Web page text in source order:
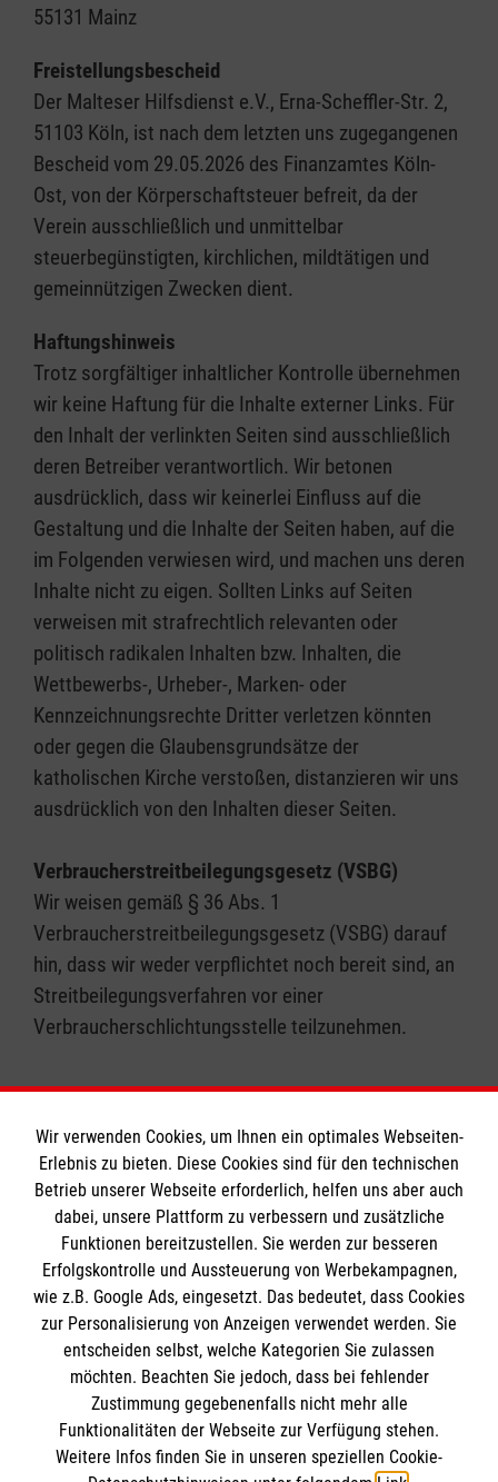
55131 Mainz
Freistellungsbescheid
Der Malteser Hilfsdienst e.V., Erna-Scheffler-Str. 2,
51103 Köln, ist nach dem letzten uns zugegangenen
Bescheid vom 29.05.2026 des Finanzamtes Köln-
Ost, von der Körperschaftsteuer befreit, da der
Verein ausschließlich und unmittelbar
steuerbegünstigten, kirchlichen, mildtätigen und
gemeinnützigen Zwecken dient.
Haftungshinweis
Trotz sorgfältiger inhaltlicher Kontrolle übernehmen
wir keine Haftung für die Inhalte externer Links. Für
den Inhalt der verlinkten Seiten sind ausschließlich
deren Betreiber verantwortlich. Wir betonen
ausdrücklich, dass wir keinerlei Einfluss auf die
Gestaltung und die Inhalte der Seiten haben, auf die
im Folgenden verwiesen wird, und machen uns deren
Inhalte nicht zu eigen. Sollten Links auf Seiten
verweisen mit strafrechtlich relevanten oder
politisch radikalen Inhalten bzw. Inhalten, die
Wettbewerbs-, Urheber-, Marken- oder
Kennzeichnungsrechte Dritter verletzen könnten
oder gegen die Glaubensgrundsätze der
katholischen Kirche verstoßen, distanzieren wir uns
ausdrücklich von den Inhalten dieser Seiten.
Verbraucherstreitbeilegungsgesetz (VSBG)
Wir weisen gemäß § 36 Abs. 1
Verbraucherstreitbeilegungsgesetz (VSBG) darauf
hin, dass wir weder verpflichtet noch bereit sind, an
Streitbeilegungsverfahren vor einer
Verbraucherschlichtungsstelle teilzunehmen.
Informationen
Impressum
Datenschutz
Barrierefreiheit
Kontakt
Die Malteser
Malteser in Deutschland
Malteserorden
Sharepoint
Spendenkonto
Wir verwenden Cookies, um Ihnen ein optimales Webseiten-
Erlebnis zu bieten. Diese Cookies sind für den technischen
Betrieb unserer Webseite erforderlich, helfen uns aber auch
dabei, unsere Plattform zu verbessern und zusätzliche
Funktionen bereitzustellen. Sie werden zur besseren
Erfolgskontrolle und Aussteuerung von Werbekampagnen,
wie z.B. Google Ads, eingesetzt. Das bedeutet, dass Cookies
zur Personalisierung von Anzeigen verwendet werden. Sie
entscheiden selbst, welche Kategorien Sie zulassen
möchten. Beachten Sie jedoch, dass bei fehlender
Zustimmung gegebenenfalls nicht mehr alle
Funktionalitäten der Webseite zur Verfügung stehen.
Weitere Infos finden Sie in unseren speziellen Cookie-